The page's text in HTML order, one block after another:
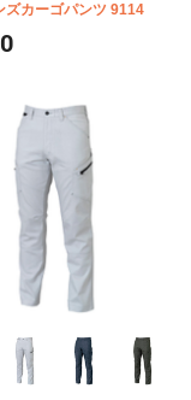
ズカーゴパンツ 9114